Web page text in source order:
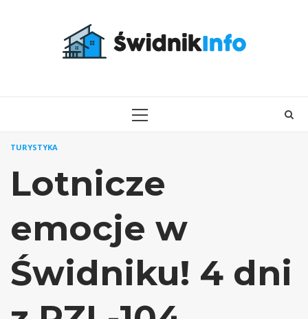
PRIMARY
TURYSTYKA
Lotnicze
emocje w
Świdniku! 4 dni